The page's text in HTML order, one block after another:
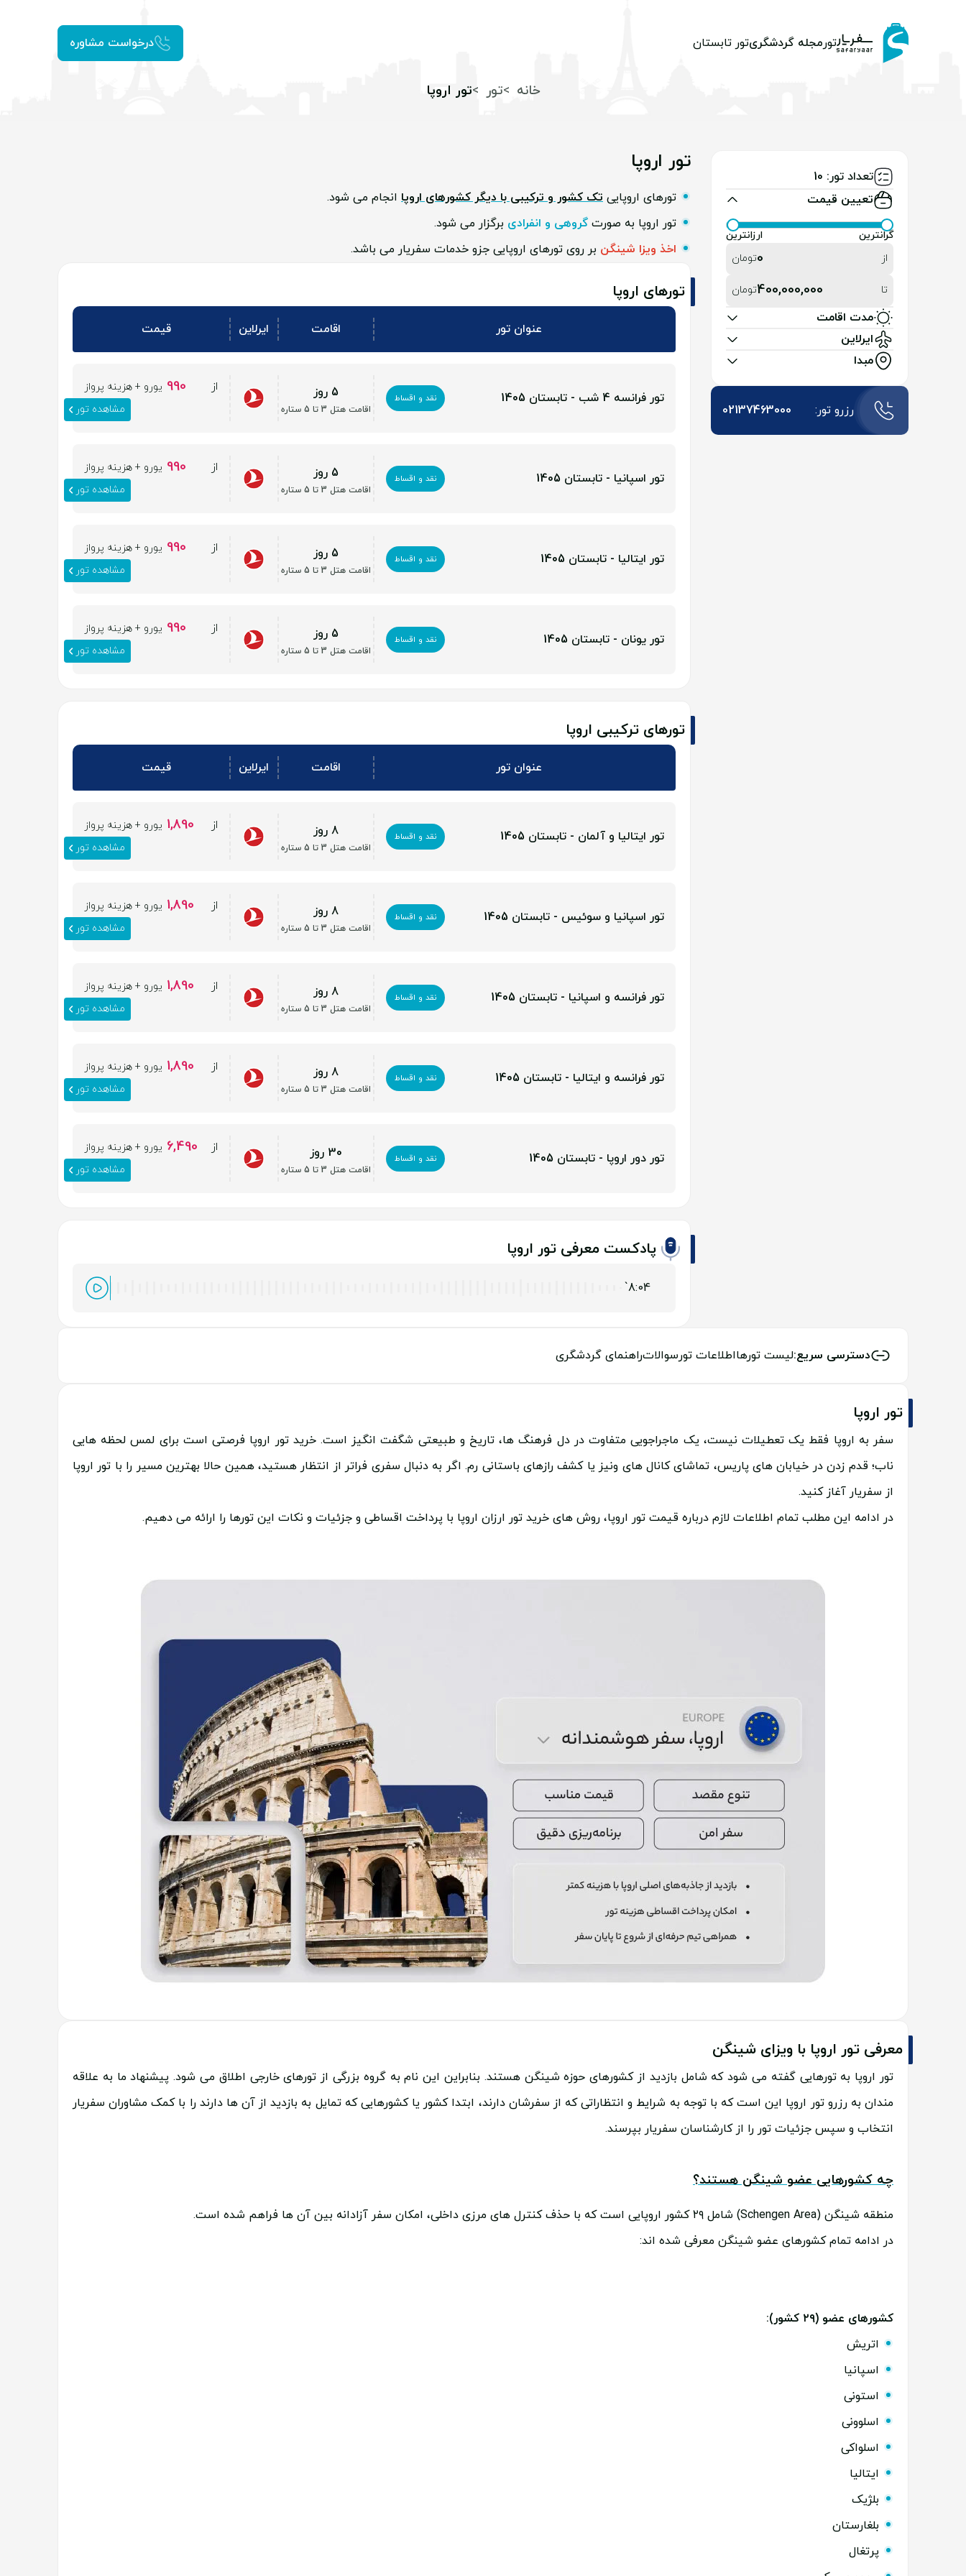
تورمجله گردشگریتور تابستان درخواست مشاوره
خانه تور تور اروپا
تعداد تور: 10
تعیین قیمت
گرانترین
ارزانترین
از
0تومان
تا 400,000,000تومان
مدت اقامت
ایرلاین
مبدا
رزرو تور: 02137463000
تور اروپا
تورهای اروپایی تک کشور و ترکیبی با دیگر کشورهای اروپا انجام می شود.
تور اروپا به صورت گروهی و انفرادی برگزار می شود.
اخذ ویزا شینگن بر روی تورهای اروپایی جزو خدمات سفریار می باشد.
تورهای اروپا
عنوان تور اقامت ایرلاین قیمت
تور فرانسه 4 شب - تابستان 1405 نقد و اقساط 5 روز
اقامت هتل 3 تا 5 ستاره
از 990 یورو + هزینه پرواز
مشاهده تور
تور اسپانیا - تابستان 1405 نقد و اقساط 5 روز
اقامت هتل 3 تا 5 ستاره
از 990 یورو + هزینه پرواز
مشاهده تور
تور ایتالیا - تابستان 1405 نقد و اقساط 5 روز
اقامت هتل 3 تا 5 ستاره
از 990 یورو + هزینه پرواز
مشاهده تور
تور یونان - تابستان 1405 نقد و اقساط 5 روز
اقامت هتل 3 تا 5 ستاره
از 990 یورو + هزینه پرواز
مشاهده تور
تورهای ترکیبی اروپا
عنوان تور اقامت ایرلاین قیمت
تور ایتالیا و آلمان - تابستان 1405 نقد و اقساط 8 روز
اقامت هتل 3 تا 5 ستاره
از 1,890 یورو + هزینه پرواز
مشاهده تور
تور اسپانیا و سوئیس - تابستان 1405 نقد و اقساط 8 روز
اقامت هتل 3 تا 5 ستاره
از 1,890 یورو + هزینه پرواز
مشاهده تور
تور فرانسه و اسپانیا - تابستان 1405 نقد و اقساط 8 روز
اقامت هتل 3 تا 5 ستاره
از 1,890 یورو + هزینه پرواز
مشاهده تور
تور فرانسه و ایتالیا - تابستان 1405 نقد و اقساط 8 روز
اقامت هتل 3 تا 5 ستاره
از 1,890 یورو + هزینه پرواز
مشاهده تور
تور دور اروپا - تابستان 1405 نقد و اقساط 30 روز
اقامت هتل 3 تا 5 ستاره
از 6,490 یورو + هزینه پرواز
مشاهده تور
پادکست معرفی تور اروپا
`8:04
دسترسی سریع:لیست تورهااطلاعات تورسوالاتراهنمای گردشگری
تور اروپا
سفر به اروپا فقط یک تعطیلات نیست، یک ماجراجویی متفاوت در دل فرهنگ ها، تاریخ و طبیعتی شگفت انگیز است. خرید تور اروپا فرصتی است برای لمس لحظه هایی
ناب؛ قدم زدن در خیابان های پاریس، تماشای کانال های ونیز یا کشف رازهای باستانی رم. اگر به دنبال سفری فراتر از انتظار هستید، همین حالا بهترین مسیر را با تور اروپا
از سفریار آغاز کنید.
در ادامه این مطلب تمام اطلاعات لازم درباره قیمت تور اروپا، روش های خرید تور ارزان اروپا با پرداخت اقساطی و جزئیات و نکات این تورها را ارائه می دهیم.
معرفی تور اروپا با ویزای شینگن
تور اروپا به تورهایی گفته می شود که شامل بازدید از کشورهای حوزه شینگن هستند. بنابراین این نام به گروه بزرگی از تورهای خارجی اطلاق می شود. پیشنهاد ما به علاقه
مندان به رزرو تور اروپا این است که با توجه به شرایط و انتظاراتی که از سفرشان دارند، ابتدا کشور یا کشورهایی که تمایل به بازدید از آن ها دارند را با کمک مشاوران سفریار
انتخاب و سپس جزئیات تور را از کارشناسان سفریار بپرسند.
چه کشورهایی عضو شینگن هستند؟
منطقه شینگن (Schengen Area) شامل ۲۹ کشور اروپایی است که با حذف کنترل های مرزی داخلی، امکان سفر آزادانه بین آن ها فراهم شده است.
در ادامه تمام کشورهای عضو شینگن معرفی شده اند:
کشورهای عضو (۲۹ کشور):
اتریش
اسپانیا
استونی
اسلوونی
اسلواکی
ایتالیا
بلژیک
بلغارستان
پرتغال